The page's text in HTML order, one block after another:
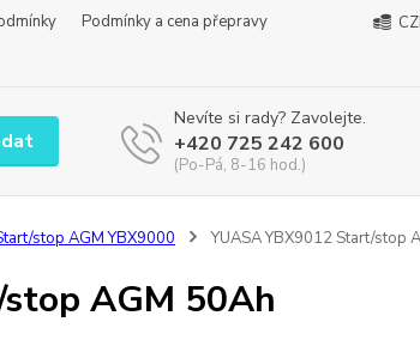
Podmínky a cena přepravy
Nevíte si rady? Zavolejte.
+420 725 242 600
(Po-Pá, 8-16 hod.)
stop AGM YBX9000 YUASA YBX9012 Start/stop
AGM 50Ah